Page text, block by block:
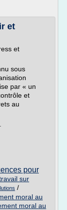
et
et
sous
par « un
et
au
pour
sur
/
moral au
moral au